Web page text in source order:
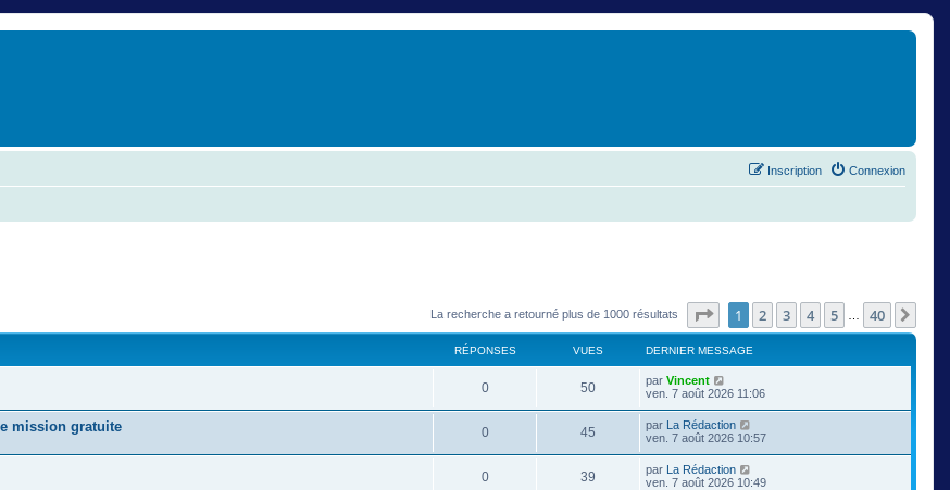
Connexion
Inscription
La recherche a retourné plus de 1000 résultats Page sur40
1 2 3 4 5 40
RÉPONSES VUES DERNIER MESSAGE
0 50 par Vincent
ven. 7 août 2026 11:06
mission gratuite 0 45 par La Rédaction
ven. 7 août 2026 10:57
0 39 par La Rédaction
ven. 7 août 2026 10:49